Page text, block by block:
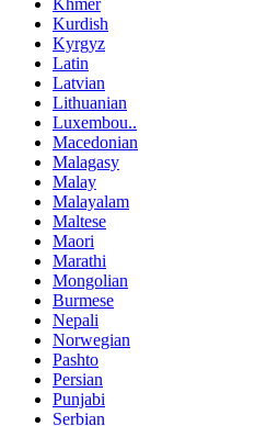
Khmer
Kurdish
Kyrgyz
Latin
Latvian
Lithuanian
Luxembou..
Macedonian
Malagasy
Malay
Malayalam
Maltese
Maori
Marathi
Mongolian
Burmese
Nepali
Norwegian
Pashto
Persian
Punjabi
Serbian